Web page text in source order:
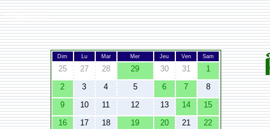
Width:980
Dim Lu Mar Mer Jeu Ven Sam
25 27 28 29 30 31
1
2
3 4 5 6 7
8
9
10 11 12 13 14
15
16
17 18 19 20 21
22